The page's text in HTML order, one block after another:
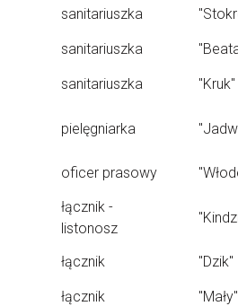
sanitariuszka
sanitariuszka
sanitariuszka "Kruk"
pielęgniarka
oficer prasowy
łącznik -
listonosz
łącznik "Dzik"
łącznik "Mały"